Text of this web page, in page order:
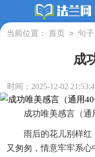
当前位置： 首页 > 句子
成
时间：2025-12-02
成功唯美感言（通
雨后的花儿别样
又匆匆，情意牢牢系